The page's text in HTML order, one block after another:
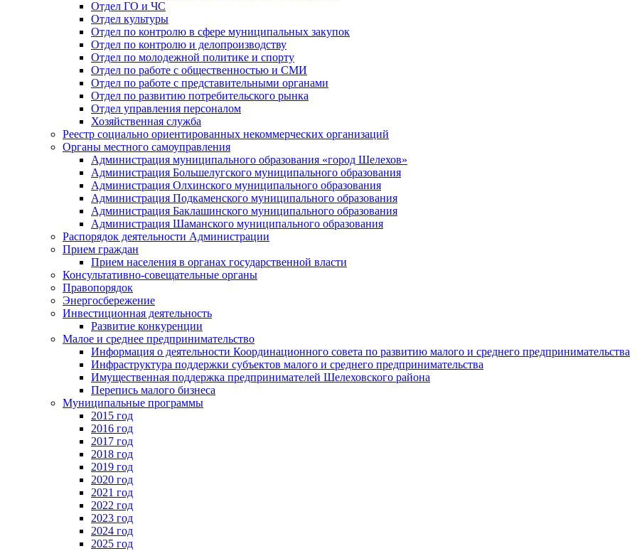
Отдел ГО и ЧС
Отдел культуры
Отдел по контролю в сфере муниципальных закупок
Отдел по контролю и делопроизводству
Отдел по молодежной политике и спорту
Отдел по работе с общественностью и СМИ
Отдел по работе с представительными органами
Отдел по развитию потребительского рынка
Отдел управления персоналом
Хозяйственная служба
Реестр социально ориентированных некоммерческих организаций
Органы местного самоуправления
Администрация муниципального образования «город Шелехов»
Администрация Большелугского муниципального образования
Администрация Олхинского муниципального образования
Администрация Подкаменского муниципального образования
Администрация Баклашинского муниципального образования
Администрация Шаманского муниципального образования
Распорядок деятельности Администрации
Прием граждан
Прием населения в органах государственной власти
Консультативно-совещательные органы
Правопорядок
Энергосбережение
Инвестиционная деятельность
Развитие конкуренции
Малое и среднее предпринимательство
Информация о деятельности Координационного совета по развитию малого и среднего предпринимательства
Инфраструктура поддержки субъектов малого и среднего предпринимательства
Имущественная поддержка предпринимателей Шелеховского района
Перепись малого бизнеса
Муниципальные программы
2015 год
2016 год
2017 год
2018 год
2019 год
2020 год
2021 год
2022 год
2023 год
2024 год
2025 год